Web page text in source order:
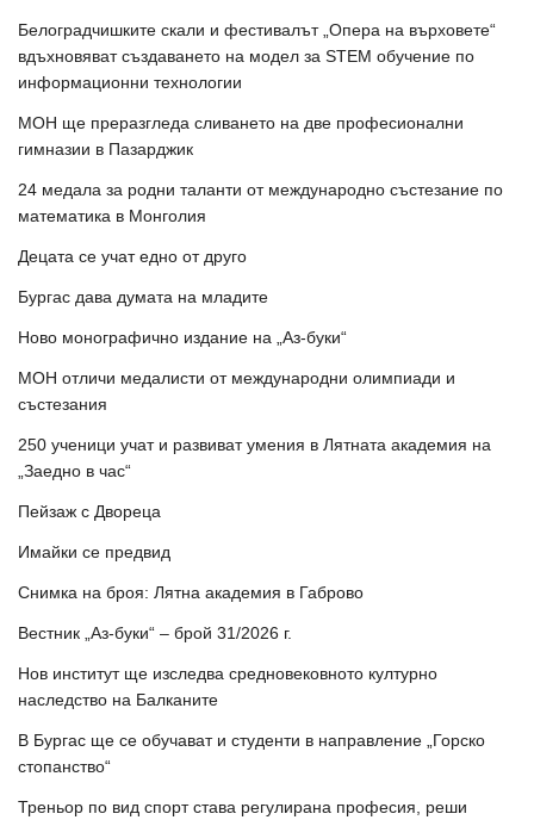
Белоградчишките скали и фестивалът „Опера на върховете“
вдъхновяват създаването на модел за STEM обучение по
информационни технологии
МОН ще преразгледа сливането на две професионални
гимназии в Пазарджик
24 медала за родни таланти от международно състезание по
математика в Монголия
Децата се учат едно от друго
Бургас дава думата на младите
Ново монографично издание на „Аз-буки“
МОН отличи медалисти от международни олимпиади и
състезания
250 ученици учат и развиват умения в Лятната академия на
„Заедно в час“
Пейзаж с Двореца
Имайки се предвид
Снимка на броя: Лятна академия в Габрово
Вестник „Аз-буки“ – брой 31/2026 г.
Нов институт ще изследва средновековното културно
наследство на Балканите
В Бургас ще се обучават и студенти в направление „Горско
стопанство“
Треньор по вид спорт става регулирана професия, реши